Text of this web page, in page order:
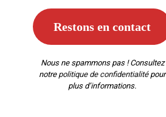
Nous ne spammons pas ! Consultez
notre politique de confidentialitépour
plus d’informations.